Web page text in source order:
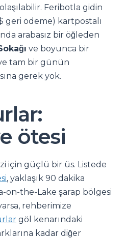
Feribotla gidin
geri ödeme) kartpostalı
arabasız bir öğleden
ve boyunca bir
tam bir günün
gerek yok.
ötesi
için güçlü bir üs. Listede
, yaklaşık 90 dakika
on-the-Lake şarap bölgesi
rehberimize
göl kenarındaki
kadar diğer